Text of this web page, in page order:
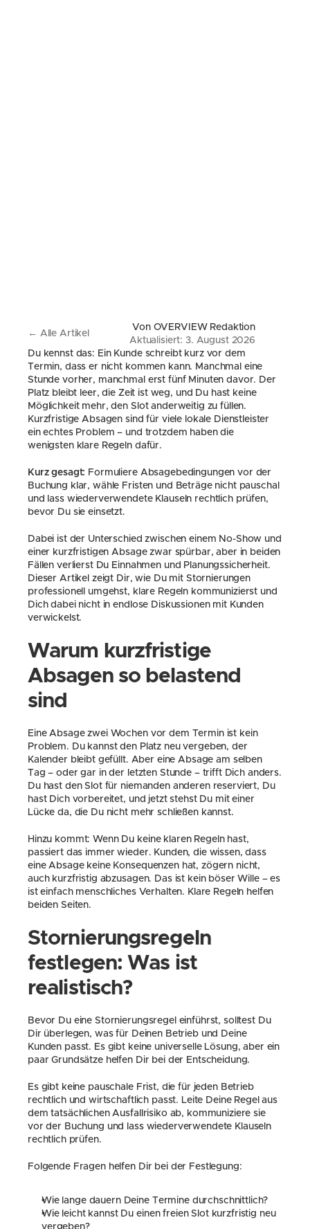
← Alle Artikel
Von OVERVIEW Redaktion
Aktualisiert: 3. August 2026
Du kennst das: Ein Kunde schreibt kurz vor dem
Termin, dass er nicht kommen kann. Manchmal eine
Stunde vorher, manchmal erst fünf Minuten davor. Der
Platz bleibt leer, die Zeit ist weg, und Du hast keine
Möglichkeit mehr, den Slot anderweitig zu füllen.
Kurzfristige Absagen sind für viele lokale Dienstleister
ein echtes Problem – und trotzdem haben die
wenigsten klare Regeln dafür.
Kurz gesagt: Formuliere Absagebedingungen vor der
Buchung klar, wähle Fristen und Beträge nicht pauschal
und lass wiederverwendete Klauseln rechtlich prüfen,
bevor Du sie einsetzt.
Dabei ist der Unterschied zwischen einem No-Show und
einer kurzfristigen Absage zwar spürbar, aber in beiden
Fällen verlierst Du Einnahmen und Planungssicherheit.
Dieser Artikel zeigt Dir, wie Du mit Stornierungen
professionell umgehst, klare Regeln kommunizierst und
Dich dabei nicht in endlose Diskussionen mit Kunden
verwickelst.
Warum kurzfristige
Absagen so belastend
sind
Eine Absage zwei Wochen vor dem Termin ist kein
Problem. Du kannst den Platz neu vergeben, der
Kalender bleibt gefüllt. Aber eine Absage am selben
Tag – oder gar in der letzten Stunde – trifft Dich anders.
Du hast den Slot für niemanden anderen reserviert, Du
hast Dich vorbereitet, und jetzt stehst Du mit einer
Lücke da, die Du nicht mehr schließen kannst.
Hinzu kommt: Wenn Du keine klaren Regeln hast,
passiert das immer wieder. Kunden, die wissen, dass
eine Absage keine Konsequenzen hat, zögern nicht,
auch kurzfristig abzusagen. Das ist kein böser Wille – es
ist einfach menschliches Verhalten. Klare Regeln helfen
beiden Seiten.
Stornierungsregeln
festlegen: Was ist
realistisch?
Bevor Du eine Stornierungsregel einführst, solltest Du
Dir überlegen, was für Deinen Betrieb und Deine
Kunden passt. Es gibt keine universelle Lösung, aber ein
paar Grundsätze helfen Dir bei der Entscheidung.
Es gibt keine pauschale Frist, die für jeden Betrieb
rechtlich und wirtschaftlich passt. Leite Deine Regel aus
dem tatsächlichen Ausfallrisiko ab, kommuniziere sie
vor der Buchung und lass wiederverwendete Klauseln
rechtlich prüfen.
Folgende Fragen helfen Dir bei der Festlegung:
Wie lange dauern Deine Termine durchschnittlich?
Wie leicht kannst Du einen freien Slot kurzfristig neu
vergeben?